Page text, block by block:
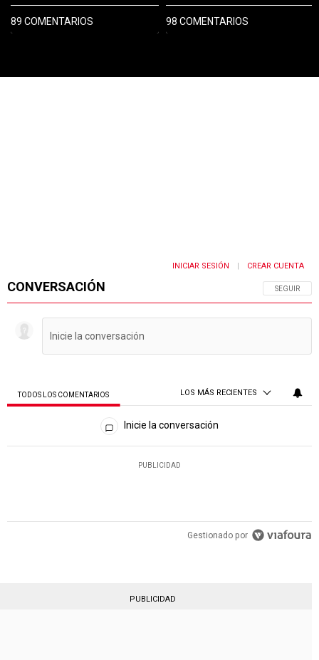
89 COMENTARIOS 98 COMENTARIOS
CONVERSACIÓN SIGA ESTA
SEGUIR
INICIAR SESIÓN CREAR CUENTA
TODOS LOS COMENTARIOS LOS MÁS RECIENTES
Todos los comentarios
Inicie la conversación
PUBLICIDAD
Gestionado por
PUBLICIDAD